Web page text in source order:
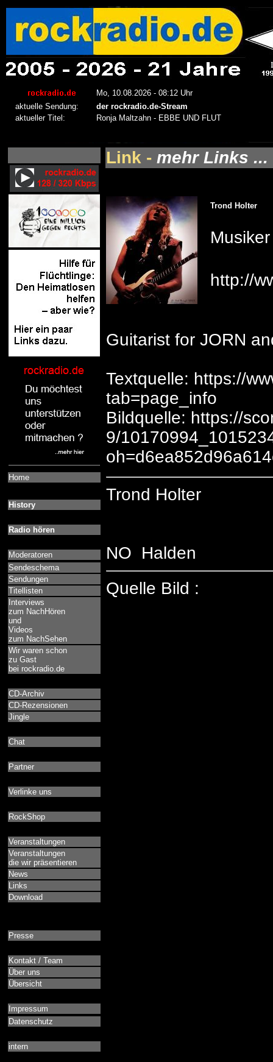
Home
History
Radio hören
Moderatoren
Sendeschema
Sendungen
Titellisten
Interviews
zum NachHören
und
Videos
zum NachSehen
Wir waren schon
zu Gast
bei rockradio.de
CD-Archiv
CD-Rezensionen
Jingle
Chat
Partner
Verlinke uns
RockShop
Veranstaltungen
Veranstaltungen
die wir präsentieren
News
Links
Download
Presse
Kontakt / Team
Über uns
Übersicht
Impressum
Datenschutz
intern
Link - mehr Links ...
Trond Holter
http://
Guitarist for JORN
Textquelle: https://
tab=page_info
Bildquelle: https://
9/
Trond Holter
NO Halden
Quelle Bild :